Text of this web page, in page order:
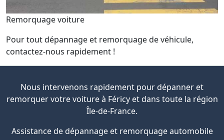
Remorquage voiture
Pour tout dépannage et remorquage de véhicule,
contactez-nous rapidement !
Nous intervenons rapidement pour dépanner et
remorquer votre voiture à Féricy et dans toute la région
Île-de-France.
Assistance de dépannage et remorquage automobile